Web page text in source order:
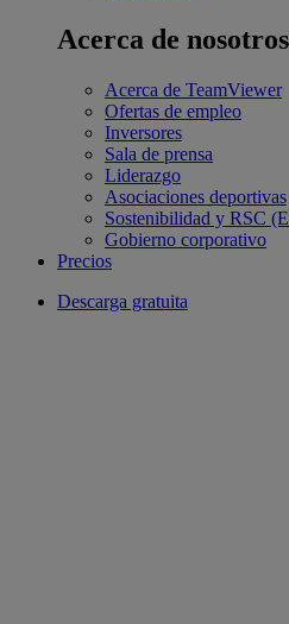
Acerca de nosotros
Acerca de TeamViewer
Ofertas de empleo
Inversores
Sala de prensa
Liderazgo
Asociaciones deportivas
Sostenibilidad y RSC
Gobierno corporativo
Precios
Descarga gratuita